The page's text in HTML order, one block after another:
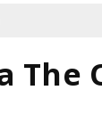
The